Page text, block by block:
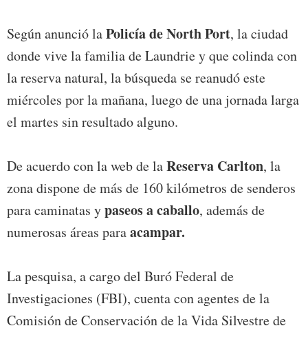
Según anunció laPolicía de North Port, la ciudad
donde vive la familia de Laundrie y que colinda con
la reserva natural, la búsqueda se reanudó este
miércoles por la mañana, luego de una jornada larga
el martes sin resultado alguno.
De acuerdo con la web de laReserva Carlton, la
zona dispone de más de 160 kilómetros de senderos
para caminatas ypaseos a caballo, además de
numerosas áreas paraacampar.
La pesquisa, a cargo del Buró Federal de
Investigaciones (FBI), cuenta con agentes de la
Comisión de Conservación de la Vida Silvestre de